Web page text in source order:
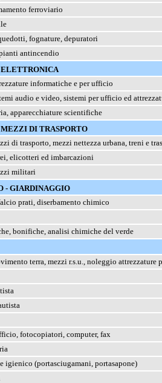
ferroviario
fognature, depuratori
antincendio
informatiche e per ufficio
audio e video, sistemi per ufficio ed
apparecchiature scientifiche
DI TRASPORTO
di trasporto, mezzi nettezza urbana, treni e
elicotteri ed imbarcazioni
militari
- GIARDINAGGIO
prati, diserbamento chimico
bonifiche, analisi chimiche del verde
terra, mezzi r.s.u., noleggio attrezzature
fotocopiatori, computer, fax
igienico (portasciugamani, portasapone)